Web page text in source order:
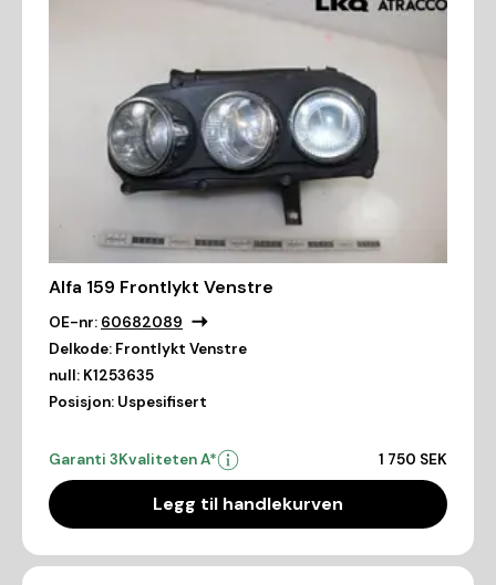
Alfa 159 Frontlykt Venstre
OE-nr: 60682089
Delkode: Frontlykt Venstre
null: K1253635
Posisjon: Uspesifisert
Garanti 3Kvaliteten A* 1 750 SEK
Legg til handlekurven